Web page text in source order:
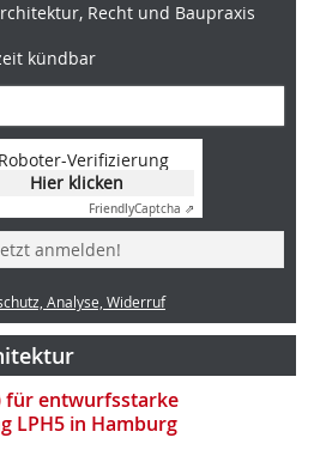
Recht und Baupraxis
kündbar
Verifizierung
Hier klicken
FriendlyCaptcha ⇗
anmelden!
Analyse, Widerruf
entwurfsstarke
LPH5 in Hamburg